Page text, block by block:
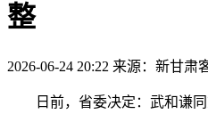
整
2026-06-24 20:22 来源：新甘肃
日前，省委决定：武和谦同